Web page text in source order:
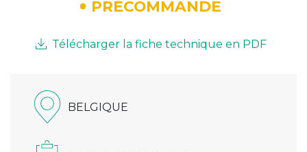
PRÉCOMMANDE
Télécharger la fiche technique en PDF
BELGIQUE